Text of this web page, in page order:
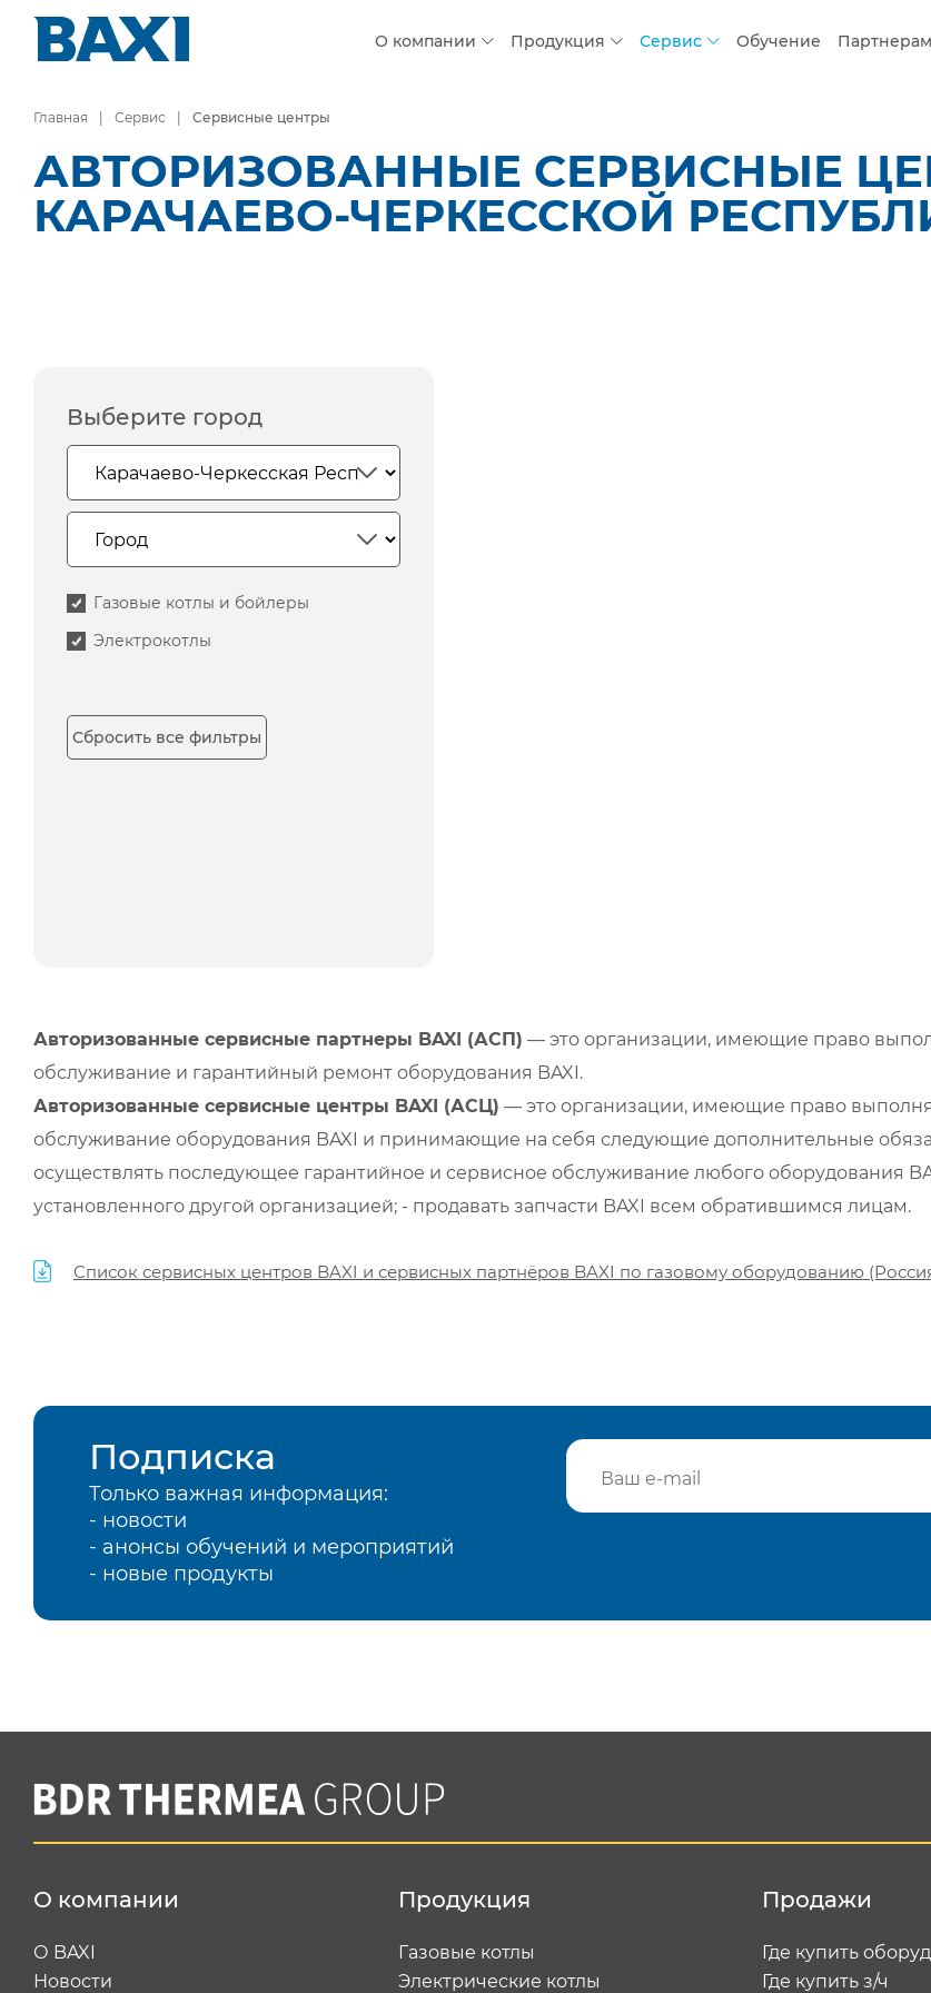
О компании Продукция Сервис Обучение Партнерам
Главная Сервис Сервисные центры
АВТОРИЗОВАННЫЕ СЕРВИСНЫЕ
КАРАЧАЕВО-ЧЕРКЕССКОЙ
Выберите город
Газовые котлы и бойлеры
Электрокотлы
Сбросить все фильтры
Авторизованные сервисные партнеры BAXI (АСП) — это организации, имеющие право
обслуживание и гарантийный ремонт оборудования BAXI.
Авторизованные сервисные центры BAXI (АСЦ) — это организации, имеющие право
обслуживание оборудования BAXI и принимающие на себя следующие дополнительные
осуществлять последующее гарантийное и сервисное обслуживание любого оборудования
установленного другой организацией; - продавать запчасти BAXI всем обратившимся лицам.
Список сервисных центров BAXI и сервисных партнёров BAXI по газовому оборудованию
Подписка
Только важная информация:
- новости
- анонсы обучений и мероприятий
- новые продукты
О компании
О BAXI
Новости
Продукция
Газовые котлы
Электрические котлы
Продажи
Где купить
Где купить з/ч